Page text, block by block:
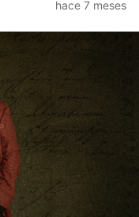
hace 7 meses